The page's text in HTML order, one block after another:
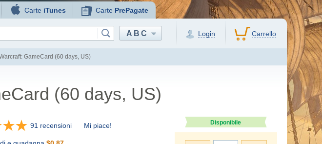
Carte iTunes Carte PrePagate
ABC Login Carrello
GameCard (60 days, US)
(60 days, US)
91 recensioni Mi piace! Disponibile